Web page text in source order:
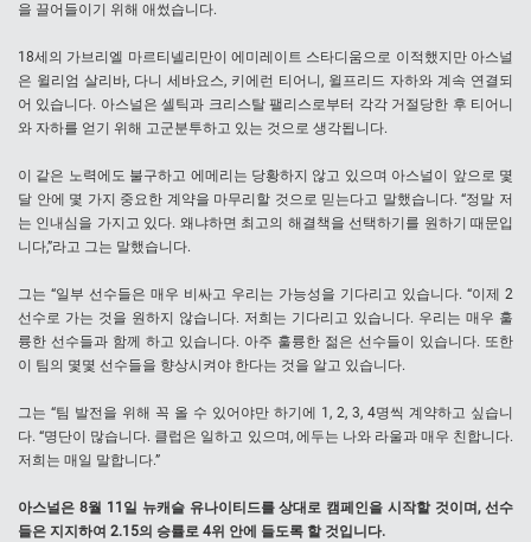
을 끌어들이기 위해 애썼습니다.
18세의 가브리엘 마르티넬리만이 에미레이트 스타디움으로 이적했지만 아스널
은 윌리엄 살리바, 다니 세바요스, 키에런 티어니, 윌프리드 자하와 계속 연결되
어 있습니다. 아스널은 셀틱과 크리스탈 팰리스로부터 각각 거절당한 후 티어니
와 자하를 얻기 위해 고군분투하고 있는 것으로 생각됩니다.
이 같은 노력에도 불구하고 에메리는 당황하지 않고 있으며 아스널이 앞으로 몇
달 안에 몇 가지 중요한 계약을 마무리할 것으로 믿는다고 말했습니다. “정말 저
는 인내심을 가지고 있다. 왜냐하면 최고의 해결책을 선택하기를 원하기 때문입
니다,”라고 그는 말했습니다.
그는 “일부 선수들은 매우 비싸고 우리는 가능성을 기다리고 있습니다. “이제 2
선수로 가는 것을 원하지 않습니다. 저희는 기다리고 있습니다. 우리는 매우 훌
륭한 선수들과 함께 하고 있습니다. 아주 훌륭한 젊은 선수들이 있습니다. 또한
이 팀의 몇몇 선수들을 향상시켜야 한다는 것을 알고 있습니다.
그는 “팀 발전을 위해 꼭 올 수 있어야만 하기에 1, 2, 3, 4명씩 계약하고 싶습니
다. “명단이 많습니다. 클럽은 일하고 있으며, 에두는 나와 라울과 매우 친합니다.
저희는 매일 말합니다.”
아스널은 8월 11일 뉴캐슬 유나이티드를 상대로 캠페인을 시작할 것이며, 선수
들은 지지하여 2.15의 승률로 4위 안에 들도록 할 것입니다.